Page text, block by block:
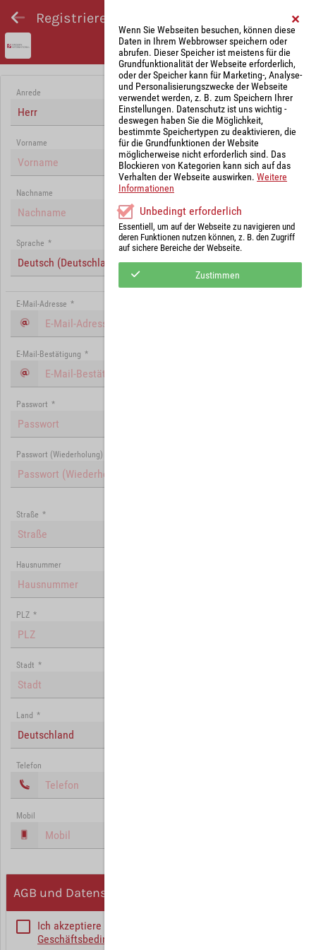
Registrieren und Angebot abgeben
Anrede
Herr
Vorname
Nachname
Sprache *
Deutsch (Deutschland)
E-Mail-Adresse *
E-Mail-Bestätigung *
Passwort *
Passwort (Wiederholung)
Straße *
Hausnummer
PLZ *
Stadt *
Land *
Deutschland
Telefon
Mobil
AGB und Datenschutz
Ich akzeptiere die
Geschäftsbedingungen
Wenn Sie Webseiten besuchen, können diese
Daten in Ihrem Webbrowser speichern oder
abrufen. Dieser Speicher ist meistens für die
Grundfunktionalität der Webseite erforderlich,
oder der Speicher kann für Marketing-, Analyse-
und Personalisierungszwecke der Webseite
verwendet werden, z. B. zum Speichern Ihrer
Einstellungen. Datenschutz ist uns wichtig -
deswegen haben Sie die Möglichkeit,
bestimmte Speichertypen zu deaktivieren, die
für die Grundfunktionen der Website
möglicherweise nicht erforderlich sind. Das
Blockieren von Kategorien kann sich auf das
Verhalten der Webseite auswirken. Weitere
Informationen
Unbedingt erforderlich
Essentiell, um auf der Webseite zu navigieren und
deren Funktionen nutzen können, z. B. den Zugriff
auf sichere Bereiche der Webseite.
Zustimmen